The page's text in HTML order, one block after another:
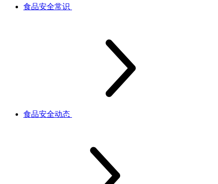
食品安全常识
食品安全动态